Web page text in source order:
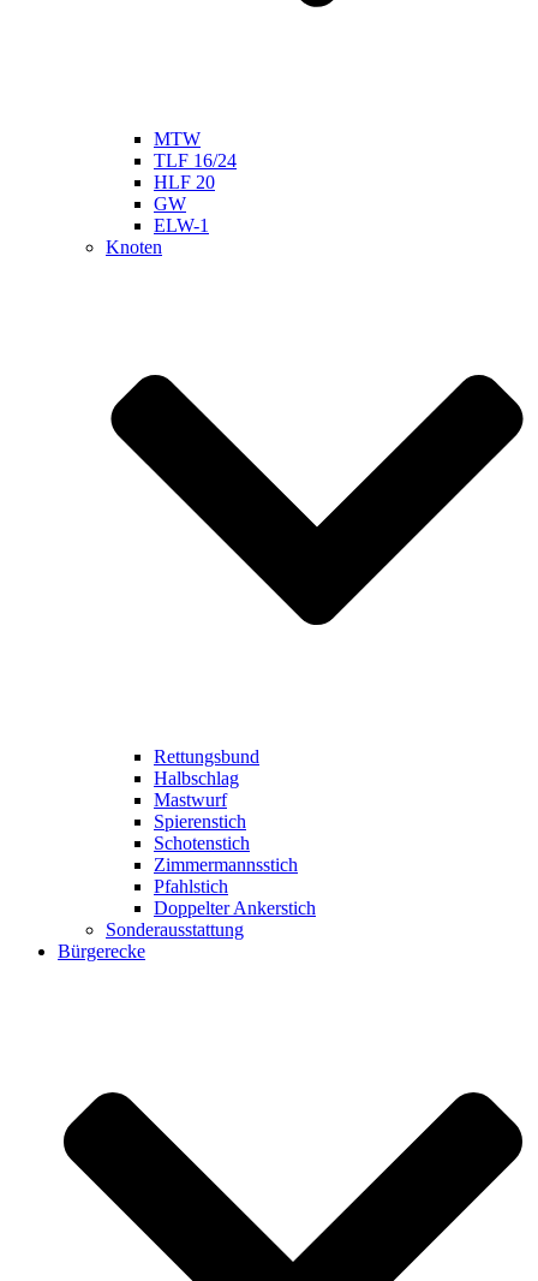
MTW
TLF 16/24
HLF 20
GW
ELW-1
Knoten
Rettungsbund
Halbschlag
Mastwurf
Spierenstich
Schotenstich
Zimmermannsstich
Pfahlstich
Doppelter Ankerstich
Sonderausstattung
Bürgerecke